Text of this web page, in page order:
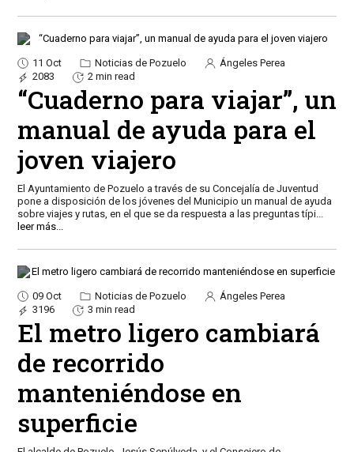
11 Oct Noticias de Pozuelo
Ángeles Perea
2083
2 min read
“Cuaderno para viajar”, un
manual de ayuda para el
joven viajero
El Ayuntamiento de Pozuelo a través de su Concejalía de Juventud
pone a disposición de los jóvenes del Municipio un manual de ayuda
sobre viajes y rutas, en el que se da respuesta a las preguntas típi...
leer más...
09 Oct Noticias de Pozuelo
Ángeles Perea
3196
3 min read
El metro ligero cambiará
de recorrido
manteniéndose en
superficie